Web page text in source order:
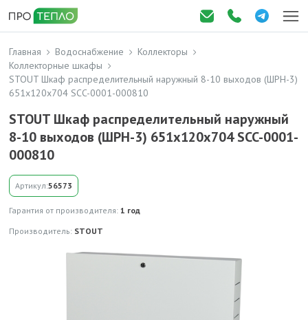
Главная Водоснабжение
Коллекторы
Коллекторные шкафы
STOUT Шкаф распределительный наружный 8-10 выходов (ШРН-3)
651х120х704 SCC-0001-000810
STOUT Шкаф распределительный наружный
8-10 выходов (ШРН-3) 651х120х704 SCC-0001-
000810
Артикул:56573
Гарантия от производителя: 1 год
Производитель: STOUT